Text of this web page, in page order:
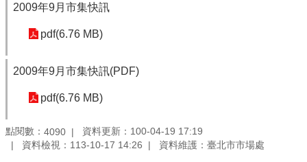
2009年9月市集快訊
pdf(6.76 MB)
2009年9月市集快訊(PDF)
pdf(6.76 MB)
點閱數： 4090
資料更新：100-04-19 17:19
資料檢視：113-10-17 14:26
資料維護：臺北市市場處